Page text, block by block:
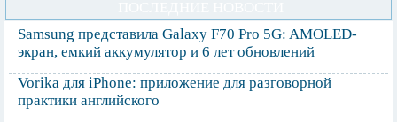
Samsung представила Galaxy F70 Pro 5G: AMOLED-
экран, емкий аккумулятор и 6 лет обновлений
Vorika для iPhone: приложение для разговорной
практики английского